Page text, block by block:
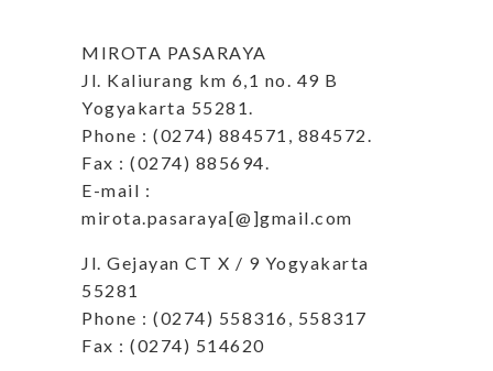
MIROTA PASARAYA
Jl. Kaliurang km 6,1 no. 49 B
Yogyakarta 55281.
Phone : (0274) 884571, 884572.
Fax : (0274) 885694.
E-mail :
mirota.pasaraya[@]gmail.com
Jl. Gejayan CT X / 9 Yogyakarta
55281
Phone : (0274) 558316, 558317
Fax : (0274) 514620